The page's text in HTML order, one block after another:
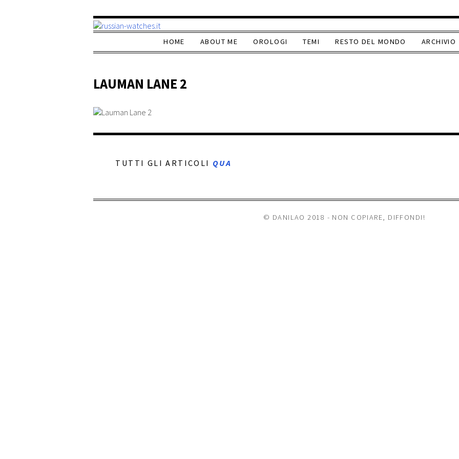
HOME ABOUT ME OROLOGI TEMI RESTO DEL MONDO ARCHIVIO
LAUMAN LANE 2
TUTTI GLI ARTICOLI QUA
© DANILAO 2018 - NON COPIARE, DIFFONDI!